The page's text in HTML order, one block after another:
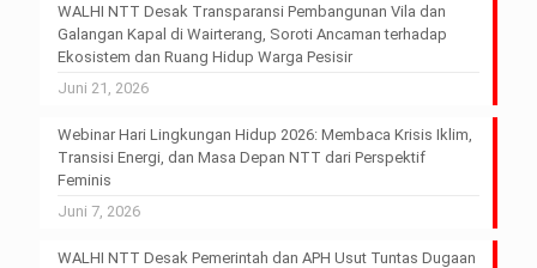
WALHI NTT Desak Transparansi Pembangunan Vila dan
Galangan Kapal di Wairterang, Soroti Ancaman terhadap
Ekosistem dan Ruang Hidup Warga Pesisir
Juni 21, 2026
Webinar Hari Lingkungan Hidup 2026: Membaca Krisis Iklim,
Transisi Energi, dan Masa Depan NTT dari Perspektif
Feminis
Juni 7, 2026
WALHI NTT Desak Pemerintah dan APH Usut Tuntas Dugaan